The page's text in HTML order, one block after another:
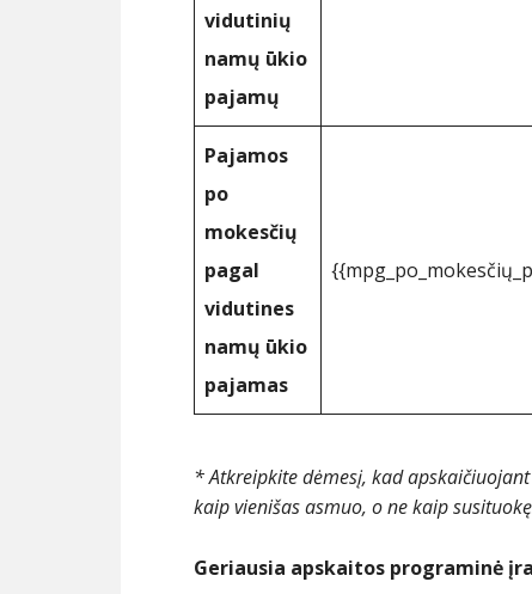
vidutinių
namų ūkio
pajamų
Pajamos
po
mokesčių
pagal
vidutines
namų ūkio
pajamas
* Atkreipkite dėmesį, kad
kaip vienišas asmuo, o ne kaip
Geriausia apskaitos programinė